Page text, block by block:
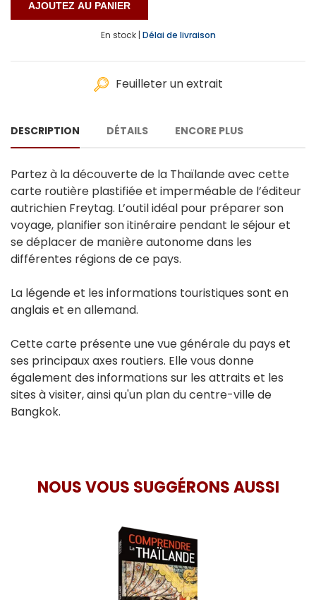
En stock | Délai de livraison
Feuilleter un extrait
DESCRIPTION DÉTAILS ENCORE PLUS
Partez à la découverte de la Thaïlande avec cette
carte routière plastifiée et imperméable de l’éditeur
autrichien Freytag. L’outil idéal pour préparer son
voyage, planifier son itinéraire pendant le séjour et
se déplacer de manière autonome dans les
différentes régions de ce pays.
La légende et les informations touristiques sont en
anglais et en allemand.
Cette carte présente une vue générale du pays et
ses principaux axes routiers. Elle vous donne
également des informations sur les attraits et les
sites à visiter, ainsi qu'un plan du centre-ville de
Bangkok.
NOUS VOUS SUGGÉRONS AUSSI